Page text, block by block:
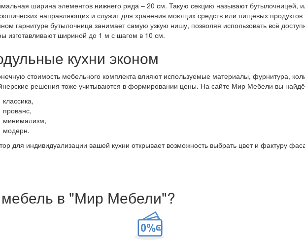
ширина элементов нижнего ряда – 20 см. Такую секцию называют бутылочницей,
направляющих и служит для хранения моющих средств или пищевых
гарнитуре бутылочница занимает самую узкую нишу, позволяя использовать всё
изготавливают шириной до 1 м с шагом в 10 см.
кухни эконом
стоимость мебельного комплекта влияют используемые материалы, фурнитура,
решения тоже учитываются в формировании цены. На сайте Мир Мебели вы
классика,
прованс,
минимализм,
модерн.
для индивидуализации вашей кухни открывает возможность выбрать цвет и фактуру
мебель в "Мир Мебели"?